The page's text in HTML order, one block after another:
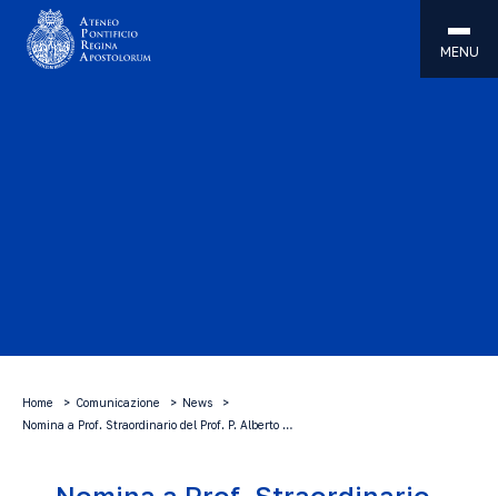
MENU
Home Comunicazione
News
Nomina a Prof. Straordinario del Prof. P. Alberto …